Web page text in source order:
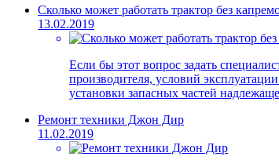
Сколько может работать трактор без
13.02.2019
Если бы этот вопрос задать
производителя, условий
установки запасных частей
Ремонт техники Джон Дир
11.02.2019